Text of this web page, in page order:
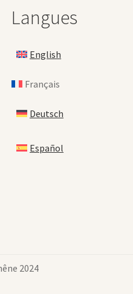
Langues
English
Français
Deutsch
Español
2024